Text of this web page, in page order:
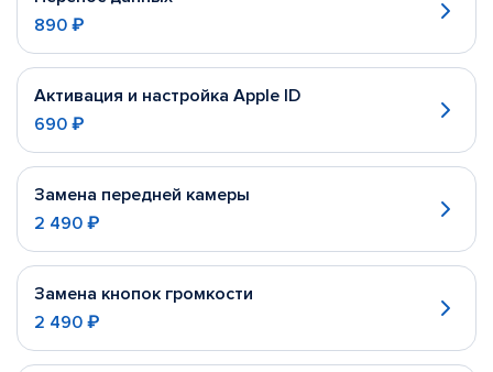
890 ₽
Активация и настройка Apple ID
690 ₽
Замена передней камеры
2 490 ₽
Замена кнопок громкости
2 490 ₽